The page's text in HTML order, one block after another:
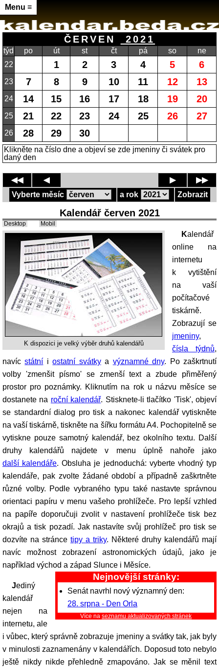
Menu ≡
ČERVEN 2021
týd po út st čt pá so
ne
22
1 2 3 4 5 6
23 7 8 9 10 11 12 13
24 14 15 16 17 18 19 20
25 21 22 23 24 25 26 27
26 28 29 30
Klikněte na číslo dne a objeví se zde jmeniny či svátek pro
daný den
Vyberte měsíc a rok Zobrazit
◀◀ ◀ ▶ ▶▶
Kalendář červen 2021
Desktop Mobil
K dispozici je velký výběr druhů kalendářů
Kalendář
online na
internetu
k vytištění
na vaší
počítačové
tiskárně.
Zobrazují se
jmeniny,
čísla týdnů,
navícstátní iostatní svátkya významné dny. Po zaškrtnutí
volby 'zmenšit písmo' se zmenší text a zbude přiměřený
prostor pro poznámky. Kliknutím na rok u názvu měsíce se
dostanete na roční kalendář. Stisknete-li tlačítko 'Tisk', objeví
se standardní dialog pro tisk a nakonec kalendář vytiskněte
na vaší tiskárně, tiskněte na šířku formátu A4. Pochopitelně se
vytiskne pouze samotný kalendář, bez okolního textu. Další
druhy kalendářů najdete v menu úplně nahoře jako
další kalendáře. Obsluha je jednoduchá: vyberte vhodný typ
kalendáře, pak zvolte žádané období a případně zaškrtněte
různé volby. Podle vybraného typu také nastavte správnou
orientaci papíru v menu vašeho prohlížeče. Pro lepší vzhled
na papíře doporučuji zvolit v nastavení prohlížeče tisk bez
okrajů a tisk pozadí. Jak nastavíte svůj prohlížeč pro tisk se
dozvíte na stránce tipy a triky. Některé druhy kalendářů mají
navíc možnost zobrazení astronomických údajů, jako je
například východ a západ Slunce i Měsíce.
Nejnovější stránky:
Senát navrhl nový významný den:
28. srpna - Den Orla
Více na seznamu aktualizovaných stránek
Jediný
kalendář
nejen na
internetu, ale
i vůbec, který správně zobrazuje jmeniny a svátky tak, jak byly
v minulosti zaznamenány v kalendářích. Doposud toto nebylo
ještě nikdy nikde přehledně zmapováno. Jak se měnil text